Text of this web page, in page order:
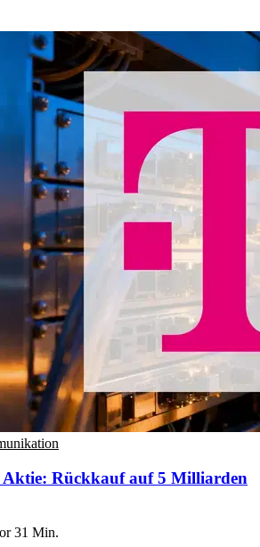
Aktie: Rückkauf auf 5 Milliarden
31 Min.